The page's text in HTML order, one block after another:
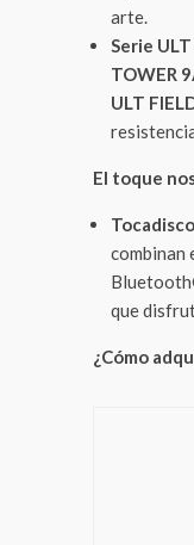
arte.
Serie ULT
TOWER
ULT
El toque
combinan
que
¿Cómo